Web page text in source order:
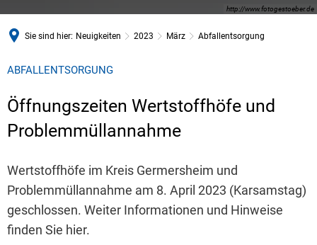
http://www.fotogestoeber.de
Sie sind hier: Neuigkeiten 2023 März Abfallentsorgung
ABFALLENTSORGUNG
Öffnungszeiten Wertstoffhöfe und
Problemmüllannahme
Wertstoffhöfe im Kreis Germersheim und
Problemmüllannahme am 8. April 2023 (Karsamstag)
geschlossen. Weiter Informationen und Hinweise
finden Sie hier.